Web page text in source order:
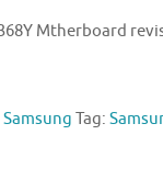
Mtherboard
Tag: